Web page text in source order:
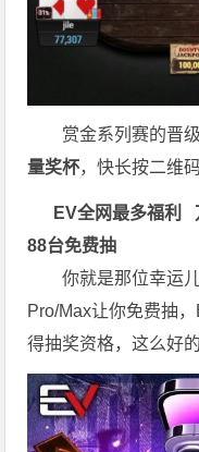
赏金系列赛的晋
量奖杯，快长按二维
EV全网最多福利
88台免费抽
你就是那位幸运
Pro/Max让你免费抽
得抽奖资格，这么好